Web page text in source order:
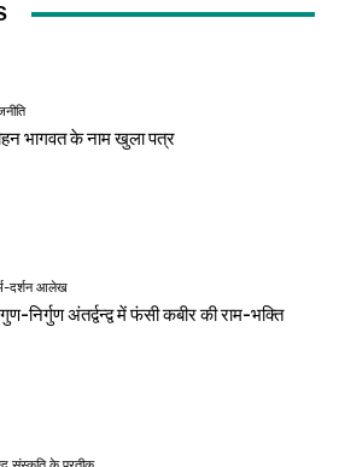
भागवत के नाम खुला पत्र
दर्शन आलेख
निर्गुण अंतर्द्वन्द्व में फंसी कबीर की राम-भक्ति